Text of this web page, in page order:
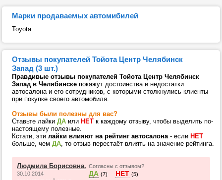
Марки продаваемых автомибилей
Toyota
Отзывы покупателей Тойота Центр Челябинск
Запад (3 шт.)
Правдивые отзывы покупателей Тойота Центр Челябинск
Запад в Челябинске покажут достоинства и недостатки
автосалона и его сотрудников, с которыми столкнулись клиенты
при покупке своего автомобиля.
Отзывы были полезны для вас?
Ставьте лайки ДА или НЕТ к каждому отзыву, чтобы выделить по-
настоящему полезные.
Кстати, эти лайки влияют на рейтинг автосалона- если НЕТ
больше, чем ДА, то отзыв перестаёт влиять на значение рейтинга.
Людмила Борисовна.
30.10.2014
Согласны с отзывом?
ДА (7) НЕТ (5)